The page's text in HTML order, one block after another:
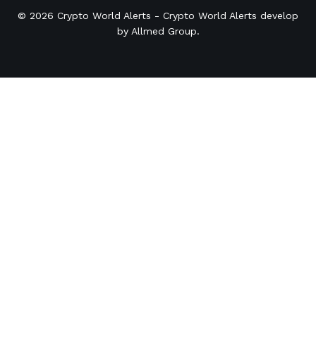
© 2026 Crypto World Alerts - Crypto World Alerts develop
by Allmed Group.